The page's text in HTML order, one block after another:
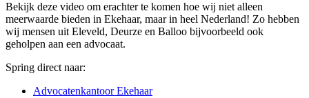
Bekijk deze video om erachter te komen hoe wij niet alleen
meerwaarde bieden in Ekehaar, maar in heel Nederland! Zo hebben
wij mensen uit Eleveld, Deurze en Balloo bijvoorbeeld ook
geholpen aan een advocaat.
Spring direct naar:
Advocatenkantoor Ekehaar